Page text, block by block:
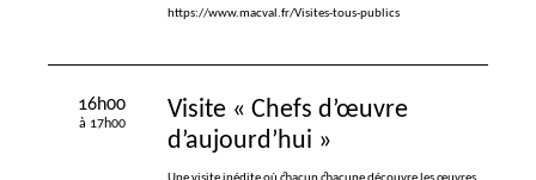
https://www.macval.fr/Visites-tous-publics
16h00
à 17h00
Visite « Chefs d’œuvre
d’aujourd’hui »